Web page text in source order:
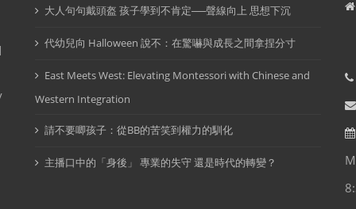
大人句句戴頭盔 孩子學到不肯定──聲線向上 思想下沉
代幼兒向 Halloween 說不：在驚嚇與成長之間拿捏分寸
East Meets West: Elevating Montessori with Chinese and
Western Integration
請不要唧孩子：從BB的苦笑到權力的馴化
主播口中的「身後」 專業的失守 還是時代的轉變？